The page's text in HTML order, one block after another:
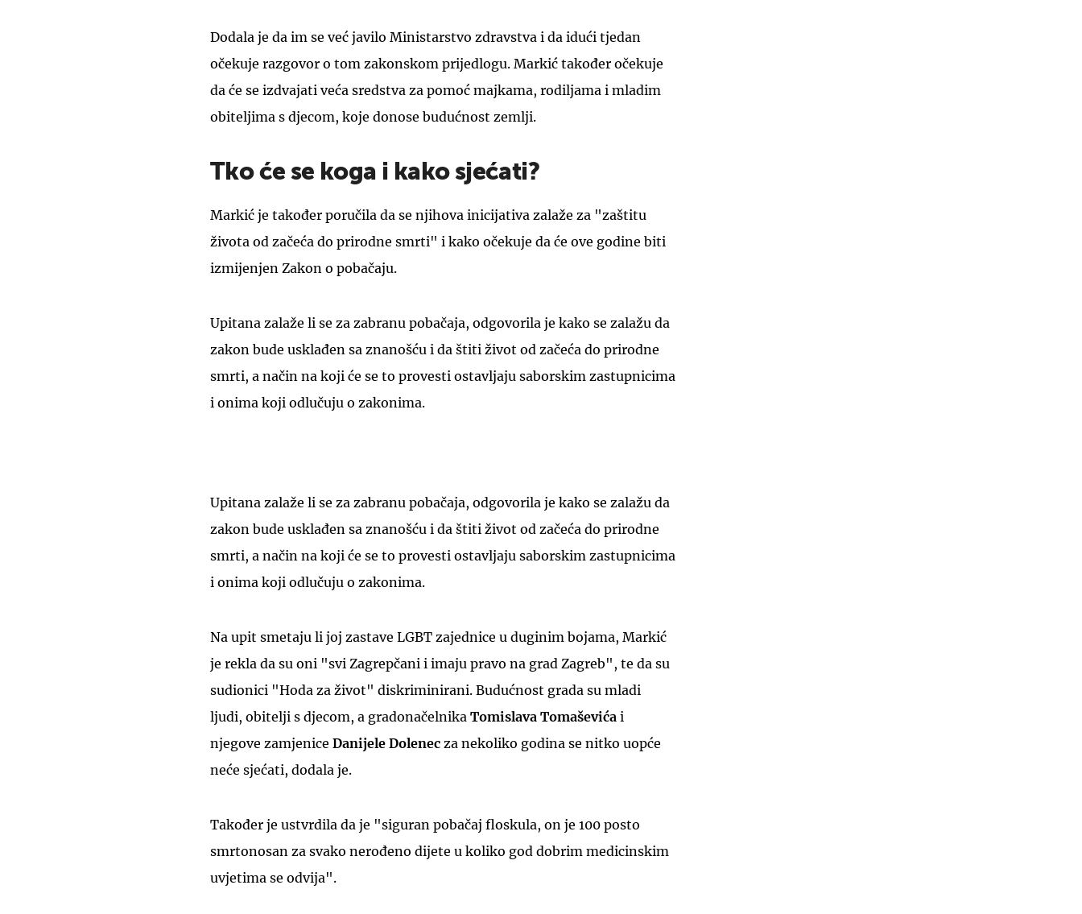
Dodala je da im se već javilo Ministarstvo zdravstva i da idući tjedan
očekuje razgovor o tom zakonskom prijedlogu. Markić također očekuje
da će se izdvajati veća sredstva za pomoć majkama, rodiljama i mladim
obiteljima s djecom, koje donose budućnost zemlji.
Tko će se koga i kako sjećati?
Markić je također poručila da se njihova inicijativa zalaže za "zaštitu
života od začeća do prirodne smrti" i kako očekuje da će ove godine biti
izmijenjen Zakon o pobačaju.
Upitana zalaže li se za zabranu pobačaja, odgovorila je kako se zalažu da
zakon bude usklađen sa znanošću i da štiti život od začeća do prirodne
smrti, a način na koji će se to provesti ostavljaju saborskim zastupnicima
i onima koji odlučuju o zakonima.
Upitana zalaže li se za zabranu pobačaja, odgovorila je kako se zalažu da
zakon bude usklađen sa znanošću i da štiti život od začeća do prirodne
smrti, a način na koji će se to provesti ostavljaju saborskim zastupnicima
i onima koji odlučuju o zakonima.
Na upit smetaju li joj zastave LGBT zajednice u duginim bojama, Markić
je rekla da su oni "svi Zagrepčani i imaju pravo na grad Zagreb", te da su
sudionici "Hoda za život" diskriminirani. Budućnost grada su mladi
ljudi, obitelji s djecom, a gradonačelnika Tomislava Tomaševića i
njegove zamjenice Danijele Dolenec za nekoliko godina se nitko uopće
neće sjećati, dodala je.
Također je ustvrdila da je "siguran pobačaj floskula, on je 100 posto
smrtonosan za svako nerođeno dijete u koliko god dobrim medicinskim
uvjetima se odvija".